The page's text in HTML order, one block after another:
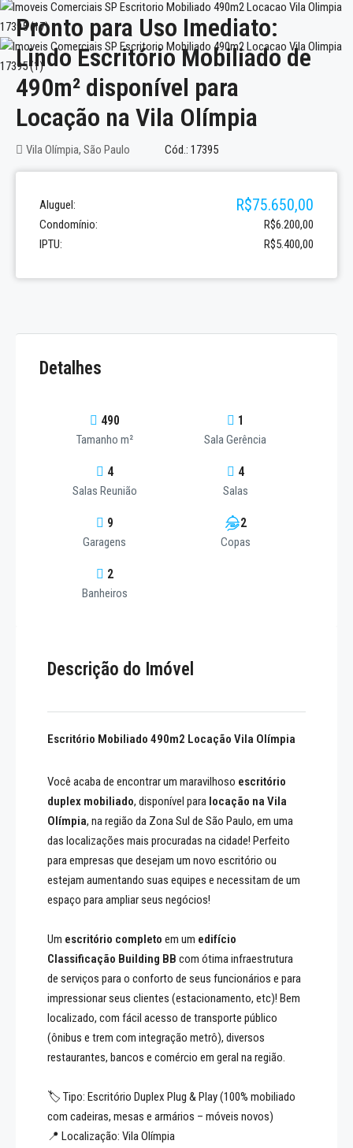
Pronto para Uso Imediato:
Lindo Escritório Mobiliado de
490m² disponível para
Locação na Vila Olímpia
Vila Olímpia, São Paulo Cód.: 17395
Aluguel: R$75.650,00
Condomínio:
R$6.200,00
IPTU:
R$5.400,00
Detalhes
490
Tamanho m²
1
Sala Gerência
4
Salas Reunião
4
Salas
9
Garagens
2
Copas
2
Banheiros
Descrição do Imóvel
Escritório Mobiliado 490m2 Locação Vila Olímpia
Você acaba de encontrar um maravilhoso escritório
duplex mobiliado, disponível para locação na Vila
Olímpia, na região da Zona Sul de São Paulo, em uma
das localizações mais procuradas na cidade! Perfeito
para empresas que desejam um novo escritório ou
estejam aumentando suas equipes e necessitam de um
espaço para ampliar seus negócios!
Um escritório completo em um edifício
Classificação Building BB com ótima infraestrutura
de serviços para o conforto de seus funcionários e para
impressionar seus clientes (estacionamento, etc)! Bem
localizado, com fácil acesso de transporte público
(ônibus e trem com integração metrô), diversos
restaurantes, bancos e comércio em geral na região.
🏷️ Tipo: Escritório Duplex Plug & Play (100% mobiliado
com cadeiras, mesas e armários – móveis novos)
📍 Localização: Vila Olímpia